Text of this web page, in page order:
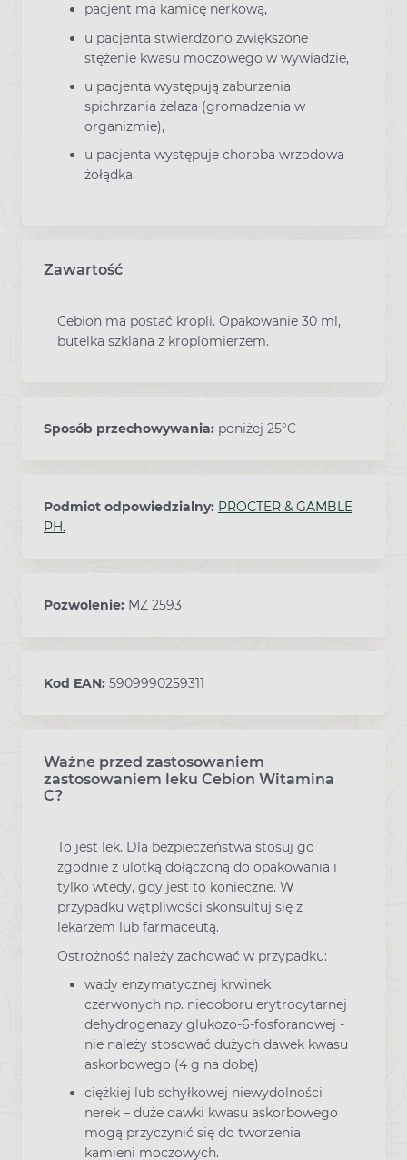
pacjent ma kamicę nerkową,
u pacjenta stwierdzono zwiększone
stężenie kwasu moczowego w wywiadzie,
u pacjenta występują zaburzenia
spichrzania żelaza (gromadzenia w
organizmie),
u pacjenta występuje choroba wrzodowa
żołądka.
Zawartość
Cebion ma postać kropli. Opakowanie 30 ml,
butelka szklana z kroplomierzem.
Sposób przechowywania: poniżej 25°C
Podmiot odpowiedzialny: PROCTER & GAMBLE
PH.
Pozwolenie: MZ 2593
Kod EAN: 5909990259311
Ważne przed zastosowaniem
Co warto wiedzieć przed
zastosowaniem leku Cebion Witamina
C?
To jest lek. Dla bezpieczeństwa stosuj go
zgodnie z ulotką dołączoną do opakowania i
tylko wtedy, gdy jest to konieczne. W
przypadku wątpliwości skonsultuj się z
lekarzem lub farmaceutą.
Ostrożność należy zachować w przypadku:
wady enzymatycznej krwinek
czerwonych np. niedoboru erytrocytarnej
dehydrogenazy glukozo-6-fosforanowej -
nie należy stosować dużych dawek kwasu
askorbowego (4 g na dobę)
ciężkiej lub schyłkowej niewydolności
nerek – duże dawki kwasu askorbowego
mogą przyczynić się do tworzenia
kamieni moczowych.